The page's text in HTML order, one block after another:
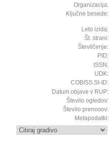
Organizacija:
Ključne besede:
Leto izida:
Št. strani:
Številčenje:
PID:
ISSN:
UDK:
COBISS.SI-ID:
Datum objave v RUP:
Število ogledov:
Število prenosov:
Metapodatki:
: